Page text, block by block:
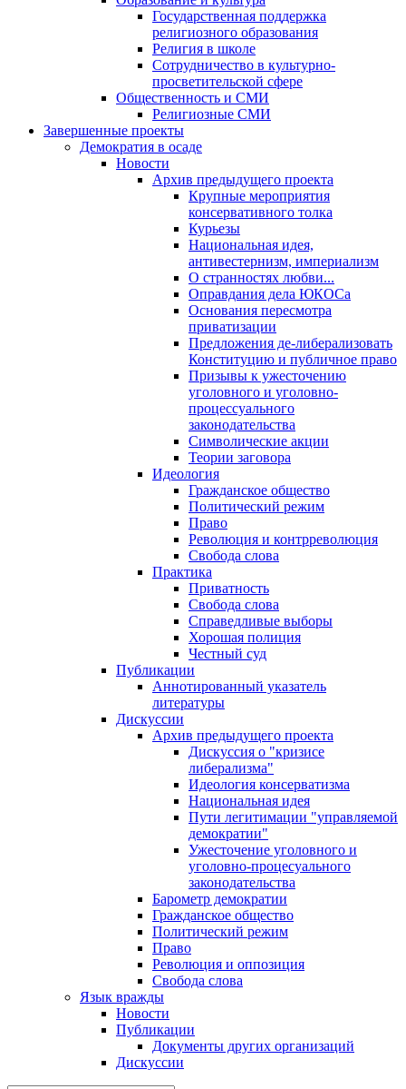
Государственная поддержка
религиозного образования
Религия в школе
Сотрудничество в культурно-
просветительской сфере
Общественность и СМИ
Религиозные СМИ
Завершенные проекты
Демократия в осаде
Новости
Архив предыдущего проекта
Крупные мероприятия
консервативного толка
Курьезы
Национальная идея,
антивестернизм, империализм
О странностях любви...
Оправдания дела ЮКОСа
Основания пересмотра
приватизации
Предложения де-либерализовать
Конституцию и публичное право
Призывы к ужесточению
уголовного и уголовно-
процессуального
законодательства
Символические акции
Теории заговора
Идеология
Гражданское общество
Политический режим
Право
Революция и контрреволюция
Свобода слова
Практика
Приватность
Свобода слова
Справедливые выборы
Хорошая полиция
Честный суд
Публикации
Аннотированный указатель
литературы
Дискуссии
Архив предыдущего проекта
Дискуссия о "кризисе
либерализма"
Идеология консерватизма
Национальная идея
Пути легитимации "управляемой
демократии"
Ужесточение уголовного и
уголовно-процесуального
законодательства
Барометр демократии
Гражданское общество
Политический режим
Право
Революция и оппозиция
Свобода слова
Язык вражды
Новости
Публикации
Документы других организаций
Дискуссии